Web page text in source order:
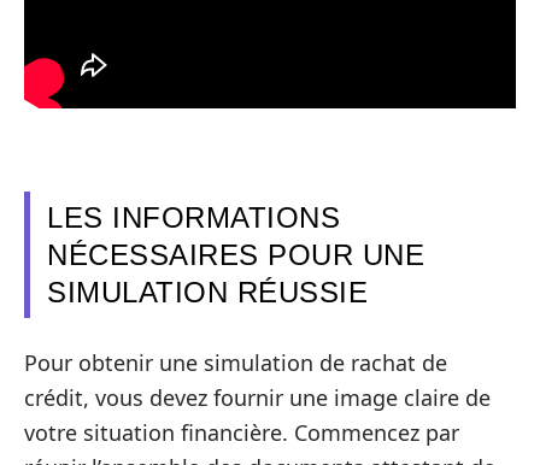
LES INFORMATIONS
NÉCESSAIRES POUR UNE
SIMULATION RÉUSSIE
Pour obtenir une simulation de rachat de
crédit, vous devez fournir une image claire de
votre situation financière. Commencez par